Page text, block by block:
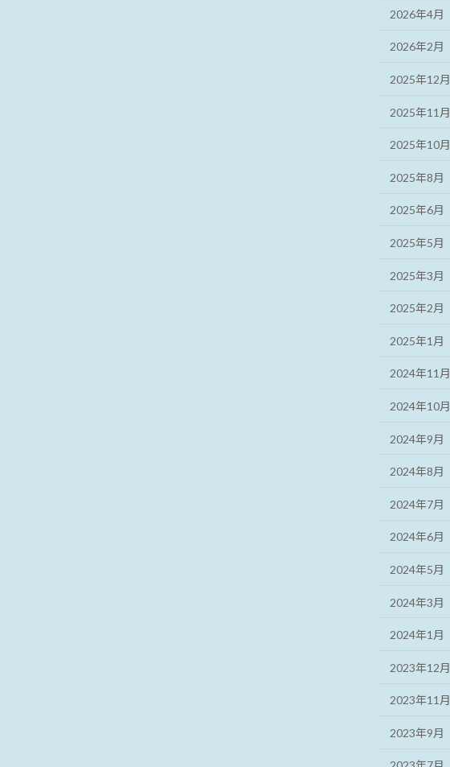
2026年4月
2026年2月
2025年12月
2025年11月
2025年10月
2025年8月
2025年6月
2025年5月
2025年3月
2025年2月
2025年1月
2024年11月
2024年10月
2024年9月
2024年8月
2024年7月
2024年6月
2024年5月
2024年3月
2024年1月
2023年12月
2023年11月
2023年9月